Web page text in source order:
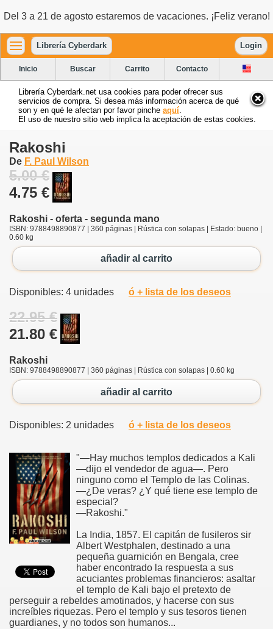
Del 3 a 21 de agosto estaremos de vacaciones. ¡Feliz verano!
Librería Cyberdark Login
Inicio Buscar Carrito Contacto
Librería Cyberdark.net usa cookies para poder ofrecer sus
servicios de compra. Si desea más información acerca de qué
son y en qué le afectan por favor pinche aquí
El uso de nuestro sitio web implica la aceptación de estas cookies.
Rakoshi
De F. Paul Wilson
5.00 €
4.75 €
Rakoshi - oferta - segunda mano
ISBN: 9788498890877 | 360 páginas | Rústica con solapas | Estado: bueno |
0.60 kg
añadir al carrito
Disponibles: 4 unidades ó + lista de los deseos
22.95 €
21.80 €
Rakoshi
ISBN: 9788498890877 | 360 páginas | Rústica con solapas | 0.60 kg
añadir al carrito
Disponibles: 2 unidades ó + lista de los deseos
"—Hay muchos templos dedicados a Kali
—dijo el vendedor de agua—. Pero
ninguno como el Templo de las Colinas.
—¿De veras? ¿Y qué tiene ese templo de
especial?
—Rakoshi."
La India, 1857. El capitán de fusileros sir
Albert Westphalen, destinado a una
pequeña guarnición en Bengala, cree
haber encontrado la respuesta a sus
acuciantes problemas financieros: asaltar
el templo de Kali bajo el pretexto de
perseguir a rebeldes amotinados, y hacerse con sus
increíbles riquezas. Pero el templo y sus tesoros tienen
guardianes, y no todos son humanos...